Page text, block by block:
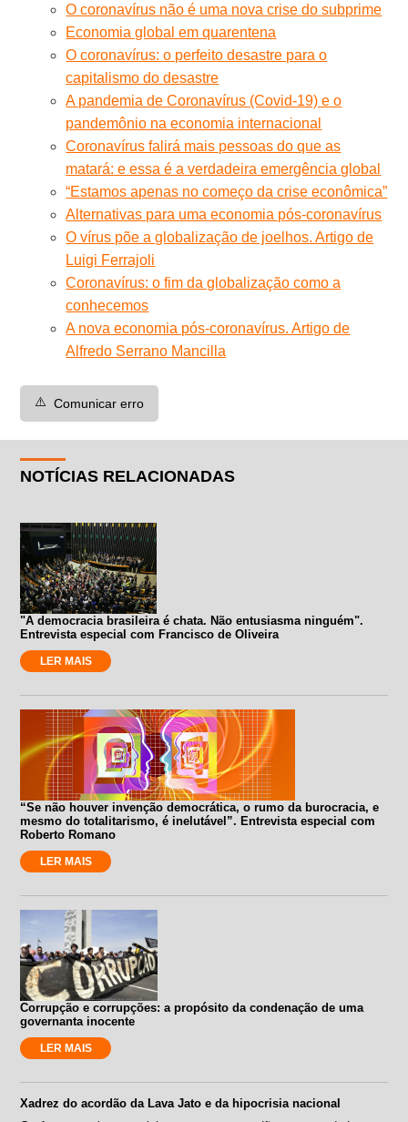
O coronavírus não é uma nova crise do subprime
Economia global em quarentena
O coronavírus: o perfeito desastre para o
capitalismo do desastre
A pandemia de Coronavírus (Covid-19) e o
pandemônio na economia internacional
Coronavírus falirá mais pessoas do que as
matará: e essa é a verdadeira emergência global
“Estamos apenas no começo da crise econômica”
Alternativas para uma economia pós-coronavírus
O vírus põe a globalização de joelhos. Artigo de
Luigi Ferrajoli
Coronavírus: o fim da globalização como a
conhecemos
A nova economia pós-coronavírus. Artigo de
Alfredo Serrano Mancilla
⚠️ Comunicar erro
NOTÍCIAS RELACIONADAS
"A democracia brasileira é chata. Não entusiasma ninguém".
Entrevista especial com Francisco de Oliveira
LER MAIS
“Se não houver invenção democrática, o rumo da burocracia, e
mesmo do totalitarismo, é inelutável”. Entrevista especial com
Roberto Romano
LER MAIS
Corrupção e corrupções: a propósito da condenação de uma
governanta inocente
LER MAIS
Xadrez do acordão da Lava Jato e da hipocrisia nacional